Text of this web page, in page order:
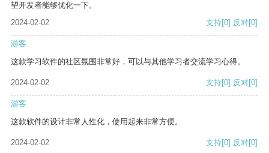
望开发者能够优化一下。
2024-02-02
支持[0] 反对[0]
游客
这款学习软件的社区氛围非常好，可以与其他学习者交流学习心得。
2024-02-02 支持[0] 反对[0]
游客
这款软件的设计非常人性化，使用起来非常方便。
2024-02-02 支持[0] 反对[0]